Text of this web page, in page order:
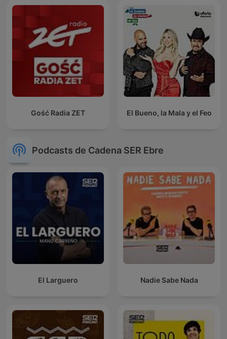
Gość Radia ZET El Bueno, la Mala y el Feo
Podcasts de Cadena SER Ebre
El Larguero Nadie Sabe Nada